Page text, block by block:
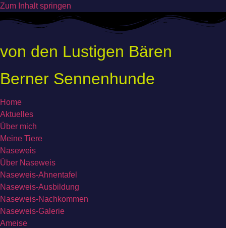
Zum Inhalt springen
von den Lustigen Bären
Berner Sennenhunde
Home
Aktuelles
Über mich
Meine Tiere
Naseweis
Über Naseweis
Naseweis-Ahnentafel
Naseweis-Ausbildung
Naseweis-Nachkommen
Naseweis-Galerie
Ameise